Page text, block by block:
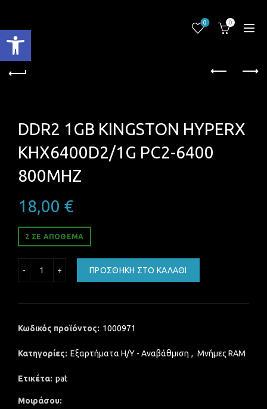
Ανοίξτε τη γραμμή εργαλείων
0 0
DDR2 1GB KINGSTON HYPERX
KHX6400D2/1G PC2-6400
800MHZ
18,00 €
2 ΣΕ ΑΠΌΘΕΜΑ
ΠΡΟΣΘΉΚΗ ΣΤΟ ΚΑΛΆΘΙ
Κωδικός προϊόντος: 1000971
Κατηγορίες: Εξαρτήματα Η/Υ - Αναβάθμιση , Μνήμες RAM
Ετικέτα: pat
Μοιράσου